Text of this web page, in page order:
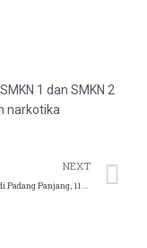
SMKN 1 dan SMKN 2
narkotika
NEXT
ALS Terguling di Padang Panjang, 11 Orang Tewas